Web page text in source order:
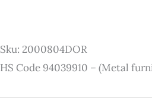
Sku: 2000804DOR
HS Code 94039910 – (Metal